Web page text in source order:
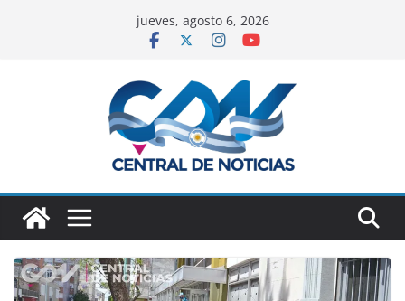
jueves, agosto 6, 2026